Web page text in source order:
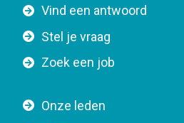
o
t
e
a
Vind een antwoord
Stel je vraag
Zoek een job
Onze leden
n
a
v
g